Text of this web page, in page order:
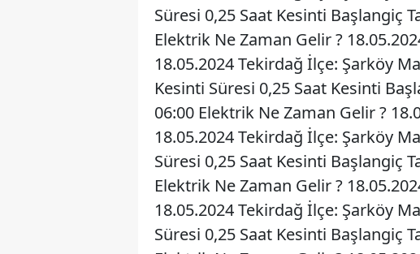
Süresi 0,25 Saat Kesinti Başlangiç
Elektrik Ne Zaman Gelir ?
18.05.2024 Tekirdağ İlçe: Şarköy
Kesinti Süresi 0,25 Saat Kesinti
06:00 Elektrik Ne Zaman Gelir ?
18.05.2024 Tekirdağ İlçe: Şarköy
Süresi 0,25 Saat Kesinti Başlangiç
Elektrik Ne Zaman Gelir ?
18.05.2024 Tekirdağ İlçe: Şarköy
Süresi 0,25 Saat Kesinti Başlangiç